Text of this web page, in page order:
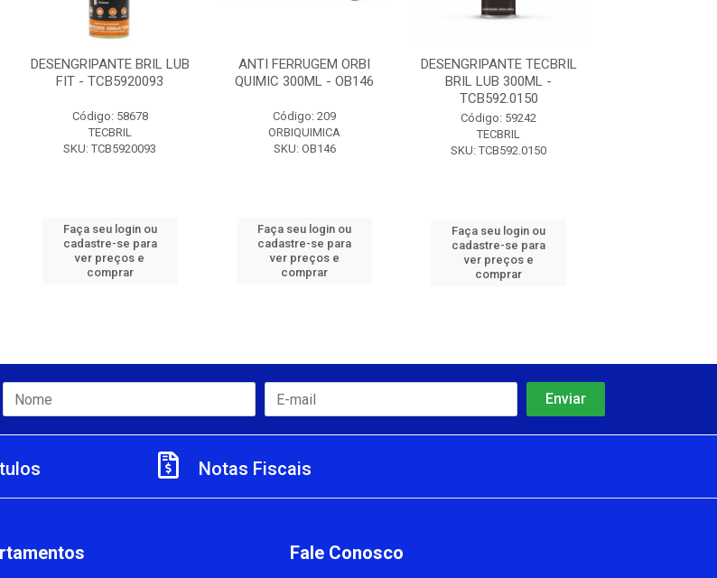
DESENGRIPANTE BRIL LUB
FIT - TCB5920093
Código: 58678
TECBRIL
SKU: TCB5920093
Faça seu login ou
cadastre-se para
ver preços e
comprar
ANTI FERRUGEM ORBI
QUIMIC 300ML - OB146
Código: 209
ORBIQUIMICA
SKU: OB146
Faça seu login ou
cadastre-se para
ver preços e
comprar
DESENGRIPANTE TECBRIL
BRIL LUB 300ML -
TCB592.0150
Código: 59242
TECBRIL
SKU: TCB592.0150
Faça seu login ou
cadastre-se para
ver preços e
comprar
Notas Fiscais
Fale Conosco